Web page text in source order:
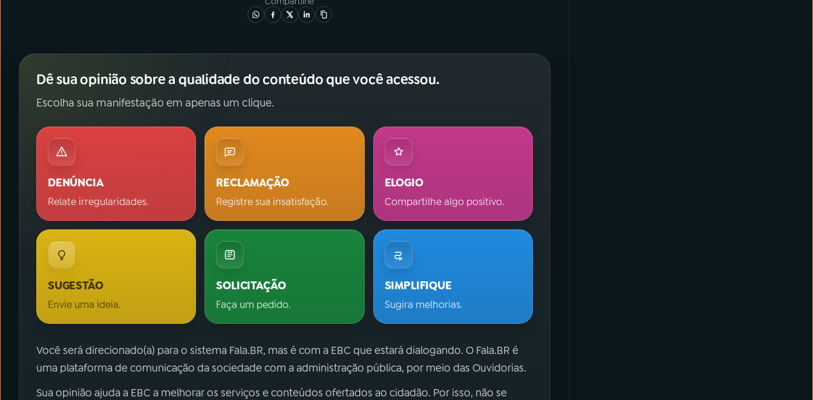
Dê sua opinião sobre a qualidade do conteúdo que você acessou.
Escolha sua manifestação em apenas um clique.
DENÚNCIA
Relate irregularidades.
RECLAMAÇÃO
Registre sua insatisfação.
ELOGIO
Compartilhe algo positivo.
SUGESTÃO
Envie uma ideia.
SOLICITAÇÃO
Faça um pedido.
SIMPLIFIQUE
Sugira melhorias.
Você será direcionado(a) para o sistema Fala.BR, mas é com a EBC que estará dialogando. O Fala.BR é
uma plataforma de comunicação da sociedade com a administração pública, por meio das Ouvidorias.
Sua opinião ajuda a EBC a melhorar os serviços e conteúdos ofertados ao cidadão. Por isso, não se